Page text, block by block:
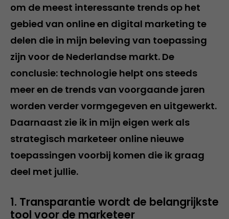
om de meest interessante trends op het
gebied van online en digital marketing te
delen die in mijn beleving van toepassing
zijn voor de Nederlandse markt. De
conclusie: technologie helpt ons steeds
meer en de trends van voorgaande jaren
worden verder vormgegeven en uitgewerkt.
Daarnaast zie ik in mijn eigen werk als
strategisch marketeer online nieuwe
toepassingen voorbij komen die ik graag
deel met jullie.
1. Transparantie wordt de belangrijkste
tool voor de marketeer